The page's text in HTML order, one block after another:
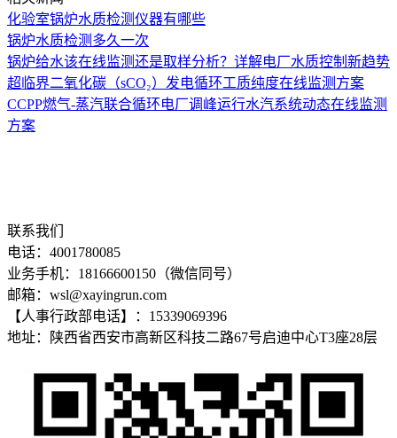
化验室锅炉水质检测仪器有哪些
锅炉水质检测多久一次
锅炉给水该在线监测还是取样分析？详解电厂水质控制新趋势
超临界二氧化碳（sCO₂）发电循环工质纯度在线监测方案
CCPP燃气-蒸汽联合循环电厂调峰运行水汽系统动态在线监测
方案
联系我们
电话：4001780085
业务手机：18166600150（微信同号）
邮箱：wsl@xayingrun.com
【人事行政部电话】：15339069396
地址：陕西省西安市高新区科技二路67号启迪中心T3座28层